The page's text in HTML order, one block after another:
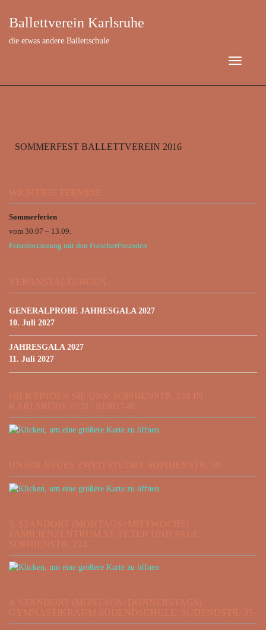
Ballettverein Karlsruhe
die etwas andere Ballettschule
August 11, 2019
SOMMERFEST BALLETTVEREIN 2016
WICHTIGE TERMINE
Sommerferien
vom 30.07 – 13.09.
Ferienbetreuung mit den ForscherFreunden
VERANSTALTUNGEN
GENERALPROBE JAHRESGALA 2027
10. Juli 2027
JAHRESGALA 2027
11. Juli 2027
HIER FINDEN SIE UNS: SOPHIENSTR. 128 IN
KARLSRUHE 0721 / 91581748
UNSER NEUES ZWEITSTUDIO: SOPHIENSTR. 59
3. STANDORT (MONTAGS+MITTWOCHS)
FAMILIENZENTRUM ST. PETER UND PAUL:
SOPHIENSTR. 234
4. STANDORT (MONTAGS+DONNERSTAGS)
GYMNASTIKRAUM SÜDENDSCHULE: SÜDENDSTR. 35